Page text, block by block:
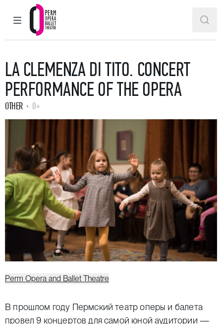
MAIN MENU
Perm Opera and Ballet Theatre
LA CLEMENZA DI TITO. CONCERT
PERFORMANCE OF THE OPERA
OTHER 0+
Perm Opera and Ballet Theatre
В прошлом году Пермский театр оперы и балета
провел 9 концертов для самой юной аудитории —